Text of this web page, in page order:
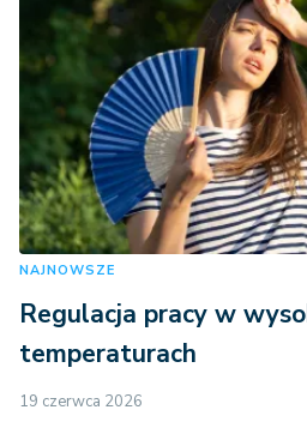
NAJNOWSZE
Regulacja pracy w
temperaturach
19 czerwca 2026